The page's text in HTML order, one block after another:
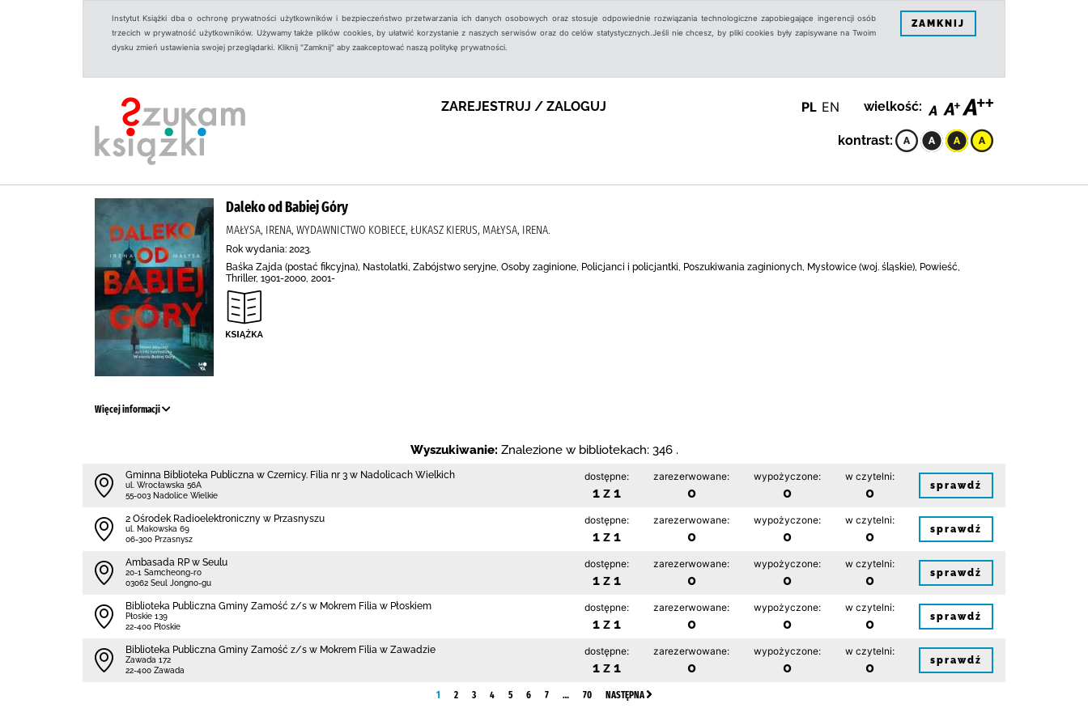
Instytut Książki dba o ochronę prywatności użytkowników i bezpieczeństwo przetwarzania ich danych osobowych oraz stosuje odpowiednie rozwiązania technologiczne zapobiegające ingerencji osób
trzecich w prywatność użytkowników. Używamy także plików cookies, by ułatwić korzystanie z naszych serwisów oraz do celów statystycznych.Jeśli nie chcesz, by pliki cookies były zapisywane na Twoim
dysku zmień ustawienia swojej przeglądarki. Kliknij "Zamknij" aby zaakceptować naszą politykę prywatności.
ZAMKNIJ
ZAREJESTRUJ / ZALOGUJ PL EN wielkość:
kontrast:
Daleko od Babiej Góry
MAŁYSA, IRENA, WYDAWNICTWO KOBIECE, ŁUKASZ KIERUS, MAŁYSA, IRENA.
Rok wydania: 2023.
Baśka Zajda (postać fikcyjna), Nastolatki, Zabójstwo seryjne, Osoby zaginione, Policjanci i policjantki, Poszukiwania zaginionych, Mysłowice (woj. śląskie), Powieść,
Thriller, 1901-2000, 2001-
Więcej informacji
Wyszukiwanie: Znalezione w bibliotekach: 346 .
Gminna Biblioteka Publiczna w Czernicy. Filia nr 3 w Nadolicach Wielkich
ul. Wrocławska 56A
55-003 Nadolice Wielkie
dostępne:
1 z 1
zarezerwowane:
0
wypożyczone:
0
w czytelni:
0 sprawdź
2 Ośrodek Radioelektroniczny w Przasnyszu
ul. Makowska 69
06-300 Przasnysz
dostępne:
1 z 1
zarezerwowane:
0
wypożyczone:
0
w czytelni:
0 sprawdź
Ambasada RP w Seulu
20-1 Samcheong-ro
03062 Seul Jongno-gu
dostępne:
1 z 1
zarezerwowane:
0
wypożyczone:
0
w czytelni:
0 sprawdź
Biblio­teka Publiczna Gminy Zamość z/s w Mokrem Filia w Płoskiem
Płoskie 139
22-400 Płoskie
dostępne:
1 z 1
zarezerwowane:
0
wypożyczone:
0
w czytelni:
0 sprawdź
Biblio­teka Publiczna Gminy Zamość z/s w Mokrem Filia w Zawadzie
Zawada 172
22-400 Zawada
dostępne:
1 z 1
zarezerwowane:
0
wypożyczone:
0
w czytelni:
0 sprawdź
1 2 3 4 5 6 7 … 70 NASTĘPNA